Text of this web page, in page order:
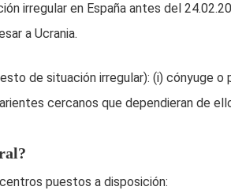
irregular en España antes del
a Ucrania.
de situación irregular): (i) cónyuge o
cercanos que dependieran de
puestos a disposición: